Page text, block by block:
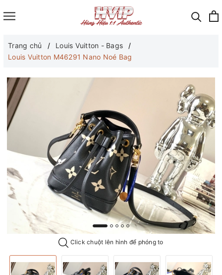
Trang chủ
Louis Vuitton - Bags
Louis Vuitton M46291 Nano Noé Bag
Click chuột lên hình để phóng to